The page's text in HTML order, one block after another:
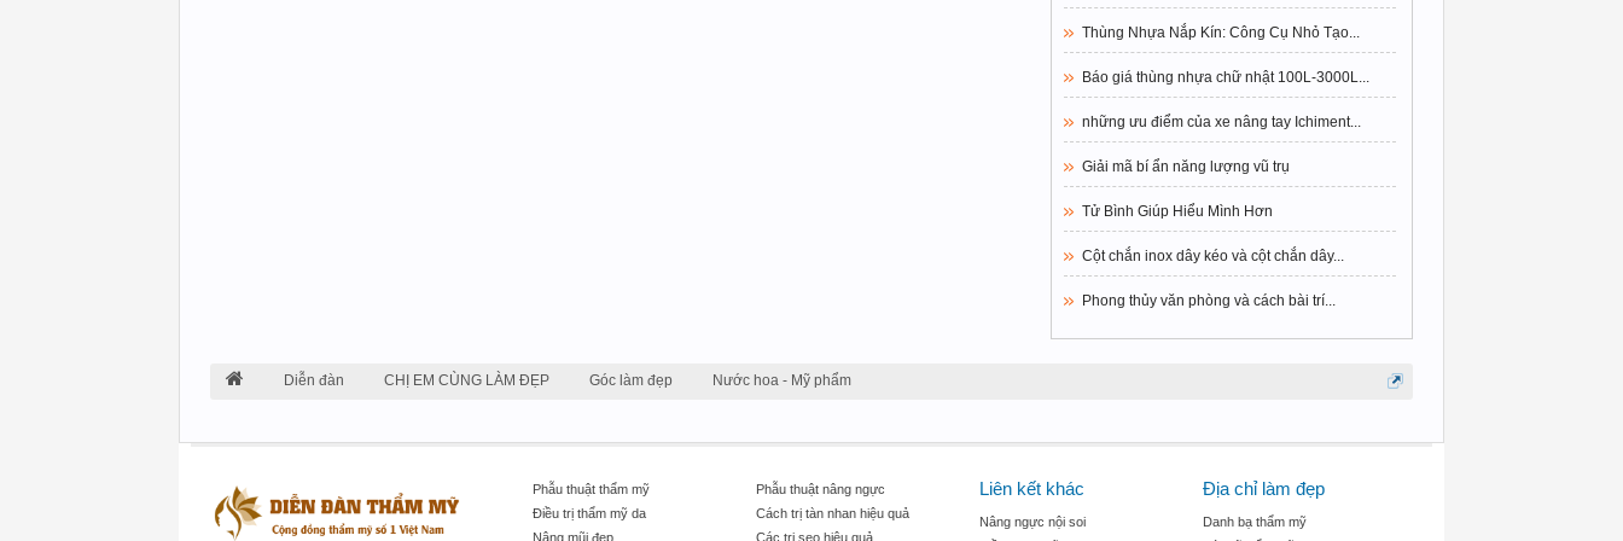
Thùng Nhựa Nắp Kín: Công Cụ Nhỏ Tạo...
Báo giá thùng nhựa chữ nhật 100L-3000L...
những ưu điểm của xe nâng tay Ichiment...
Giải mã bí ẩn năng lượng vũ trụ
Tử Bình Giúp Hiểu Mình Hơn
Cột chắn inox dây kéo và cột chắn dây...
Phong thủy văn phòng và cách bài trí...
Diễn đàn CHỊ EM CÙNG LÀM ĐẸP Góc làm đẹp Nước hoa - Mỹ phẩm
Phẫu thuật thẩm mỹ
Điều trị thẩm mỹ da
Nâng mũi đẹp
Phẫu thuật nâng ngực
Cách trị tàn nhan hiệu quả
Các trị sẹo hiệu quả
Liên kết khác
Nâng ngực nội soi
Địa chỉ làm đẹp
Danh bạ thẩm mỹ